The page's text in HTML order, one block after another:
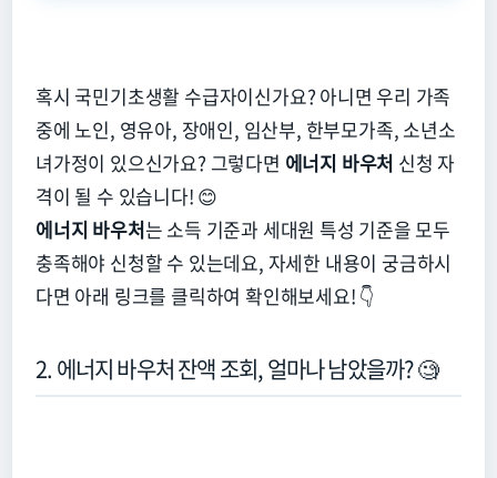
혹시 국민기초생활 수급자이신가요? 아니면 우리 가족
중에 노인, 영유아, 장애인, 임산부, 한부모가족, 소년소
녀가정이 있으신가요? 그렇다면 에너지 바우처 신청 자
격이 될 수 있습니다! 😊
에너지 바우처는 소득 기준과 세대원 특성 기준을 모두
충족해야 신청할 수 있는데요, 자세한 내용이 궁금하시
다면 아래 링크를 클릭하여 확인해보세요! 👇
2. 에너지 바우처 잔액 조회, 얼마나 남았을까? 🧐